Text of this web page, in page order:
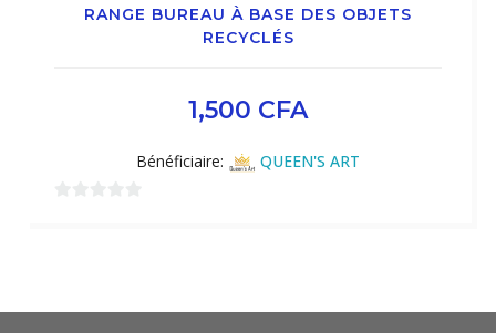
RANGE BUREAU À BASE DES OBJETS
RECYCLÉS
1,500 CFA
Bénéficiaire: QUEEN'S ART